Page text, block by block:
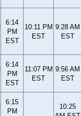
6:14
PM
EST
10:11 PM
EST
9:28 AM
EST
6:14
PM
EST
11:07 PM
EST
9:56 AM
EST
6:15
PM
10:25